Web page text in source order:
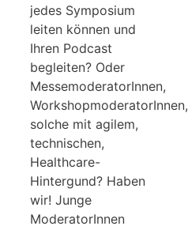
jedes Symposium
leiten können und
Ihren Podcast
begleiten? Oder
MessemoderatorInnen,
WorkshopmoderatorInnen,
solche mit agilem,
technischen,
Healthcare-
Hintergund? Haben
wir! Junge
ModeratorInnen